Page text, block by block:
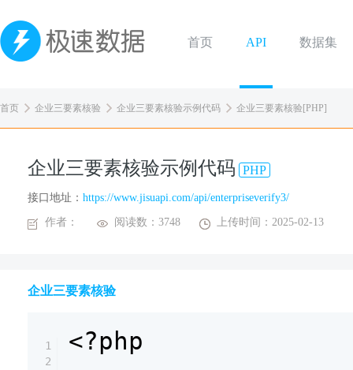
首页 API 数据集
首页 企业三要素核验 企业三要素核验示例代码 企业三要素核验[PHP]
企业三要素核验示例代码 PHP
接口地址： https://www.jisuapi.com/api/enterpriseverify3/
作者： 阅读数：3748 上传时间：2025-02-13
企业三要素核验
1
2
<?php